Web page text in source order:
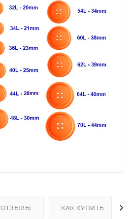
ОТЗЫВЫ КАК КУПИТЬ